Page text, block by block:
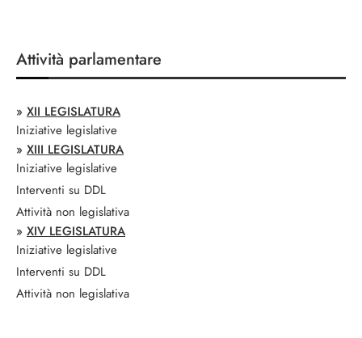
Attività parlamentare
» XII LEGISLATURA
Iniziative legislative
» XIII LEGISLATURA
Iniziative legislative
Interventi su DDL
Attività non legislativa
» XIV LEGISLATURA
Iniziative legislative
Interventi su DDL
Attività non legislativa